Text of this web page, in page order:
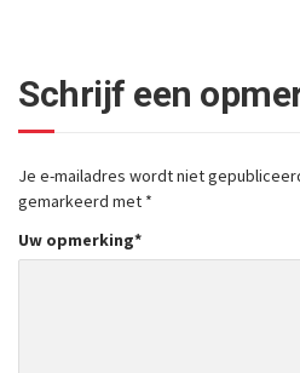
Schrijf een
Je e-mailadres wordt niet
gemarkeerd met *
Uw opmerking*